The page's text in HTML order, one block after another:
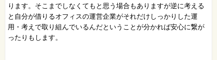
ります。そこまでしなくてもと思う場合もありますが逆に考える
と自分が借りるオフィスの運営企業がそれだけしっかりした運
用・考えで取り組んでいるんだということが分かれば安心に繋が
ったりもします。